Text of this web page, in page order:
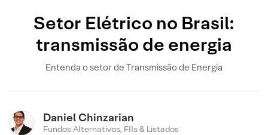
Setor Elétrico no Brasil:
transmissão de energia
Entenda o setor de Transmissão de Energia
Daniel Chinzarian
Fundos Alternativos, FIIs & Listados